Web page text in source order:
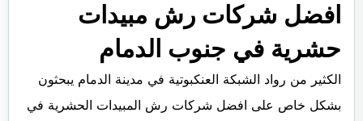
افضل شركات رش مبيدات
حشرية في جنوب الدمام
الكثير من رواد الشبكة العنكبوتية في مدينة الدمام يبحثون
بشكل خاص على افضل شركات رش المبيدات الحشرية في